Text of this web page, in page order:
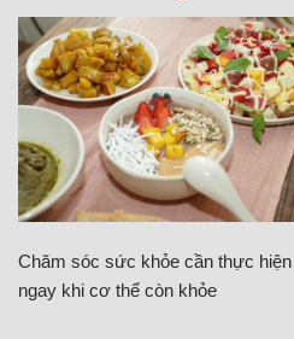
Chăm sóc sức khỏe cần thực hiện
ngay khi cơ thể còn khỏe